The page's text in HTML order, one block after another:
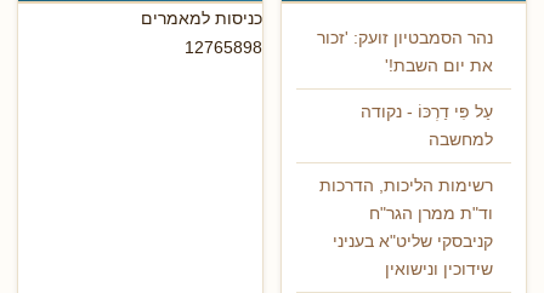
נהר הסמבטיון זועק: 'זכור
את יום השבת!'
עַל פִּי דַרְכּוֹ - נקודה
למחשבה
רשימות הליכות, הדרכות
וד"ת ממרן הגר"ח
קניבסקי שליט"א בעניני
שידוכין ונישואין
כניסות למאמרים
12765898